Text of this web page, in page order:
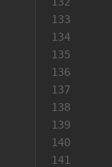
133
134
135
136
137
138
139
140
141